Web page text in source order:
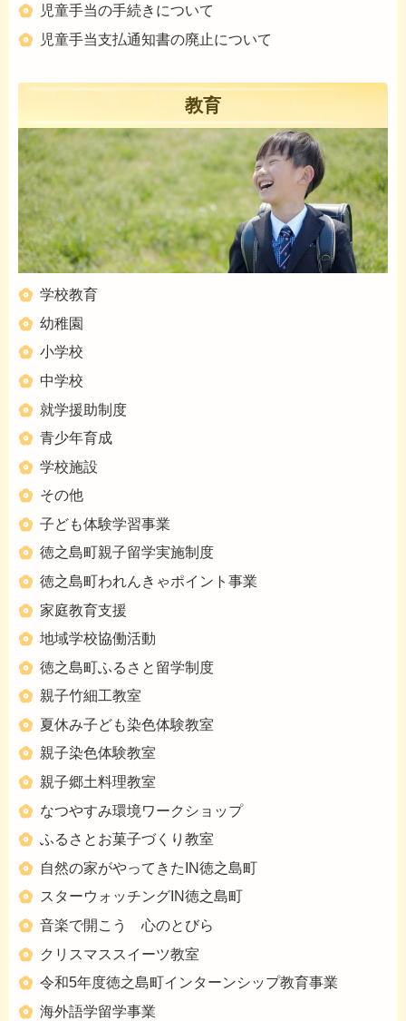
児童手当の手続きについて
児童手当支払通知書の廃止について
教育
学校教育
幼稚園
小学校
中学校
就学援助制度
青少年育成
学校施設
その他
子ども体験学習事業
徳之島町親子留学実施制度
徳之島町われんきゃポイント事業
家庭教育支援
地域学校協働活動
徳之島町ふるさと留学制度
親子竹細工教室
夏休み子ども染色体験教室
親子染色体験教室
親子郷土料理教室
なつやすみ環境ワークショップ
ふるさとお菓子づくり教室
自然の家がやってきたIN徳之島町
スターウォッチングIN徳之島町
音楽で開こう 心のとびら
クリスマススイーツ教室
令和5年度徳之島町インターンシップ教育事業
海外語学留学事業